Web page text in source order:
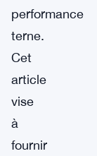
performance
terne.
Cet
article
vise
à
fournir